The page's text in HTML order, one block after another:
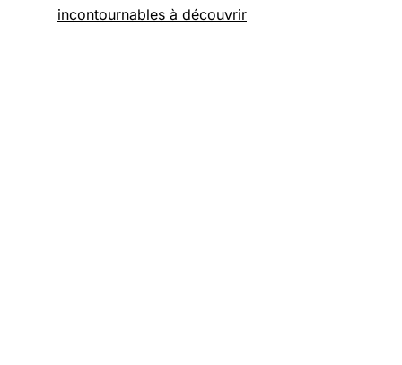
incontournables à découvrir